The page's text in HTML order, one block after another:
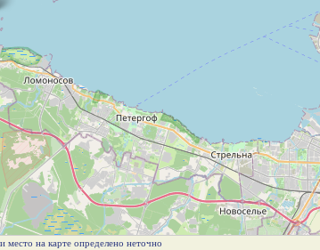
место на карте определено неточно